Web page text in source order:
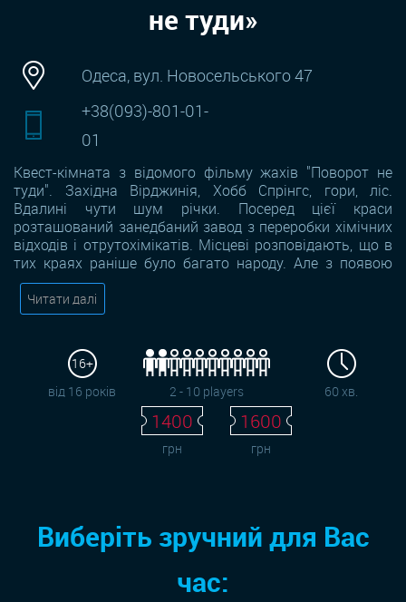
не туди»
Одеса, вул. Новосельського 47
+38(093)-801-01-
01
Квест-кімната з відомого фільму жахів "Поворот не
туди". Західна Вірджинія, Хобб Спрінгс, гори, ліс.
Вдалині чути шум річки. Посеред цієї краси
розташований занедбаний завод з переробки хімічних
відходів і отрутохімікатів. Місцеві розповідають, що в
тих краях раніше було багато народу. Але з появою
Читати далі
16+
від 16 років
2 - 10 players 60 хв.
1400
грн
1600
грн
Виберіть зручний для Вас
час: